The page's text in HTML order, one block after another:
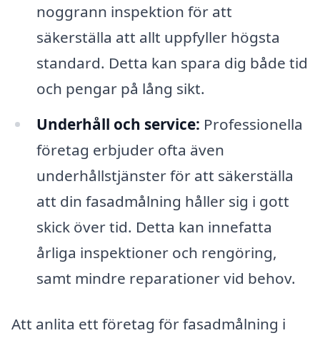
noggrann inspektion för att
säkerställa att allt uppfyller högsta
standard. Detta kan spara dig både tid
och pengar på lång sikt.
Underhåll och service: Professionella
företag erbjuder ofta även
underhållstjänster för att säkerställa
att din fasadmålning håller sig i gott
skick över tid. Detta kan innefatta
årliga inspektioner och rengöring,
samt mindre reparationer vid behov.
Att anlita ett företag för fasadmålning i